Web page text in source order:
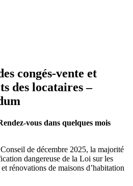
congés-vente et
des locataires –
vous dans quelques mois
de décembre 2025, la majorité
dangereuse de la Loi sur les
rénovations de maisons d’habitation